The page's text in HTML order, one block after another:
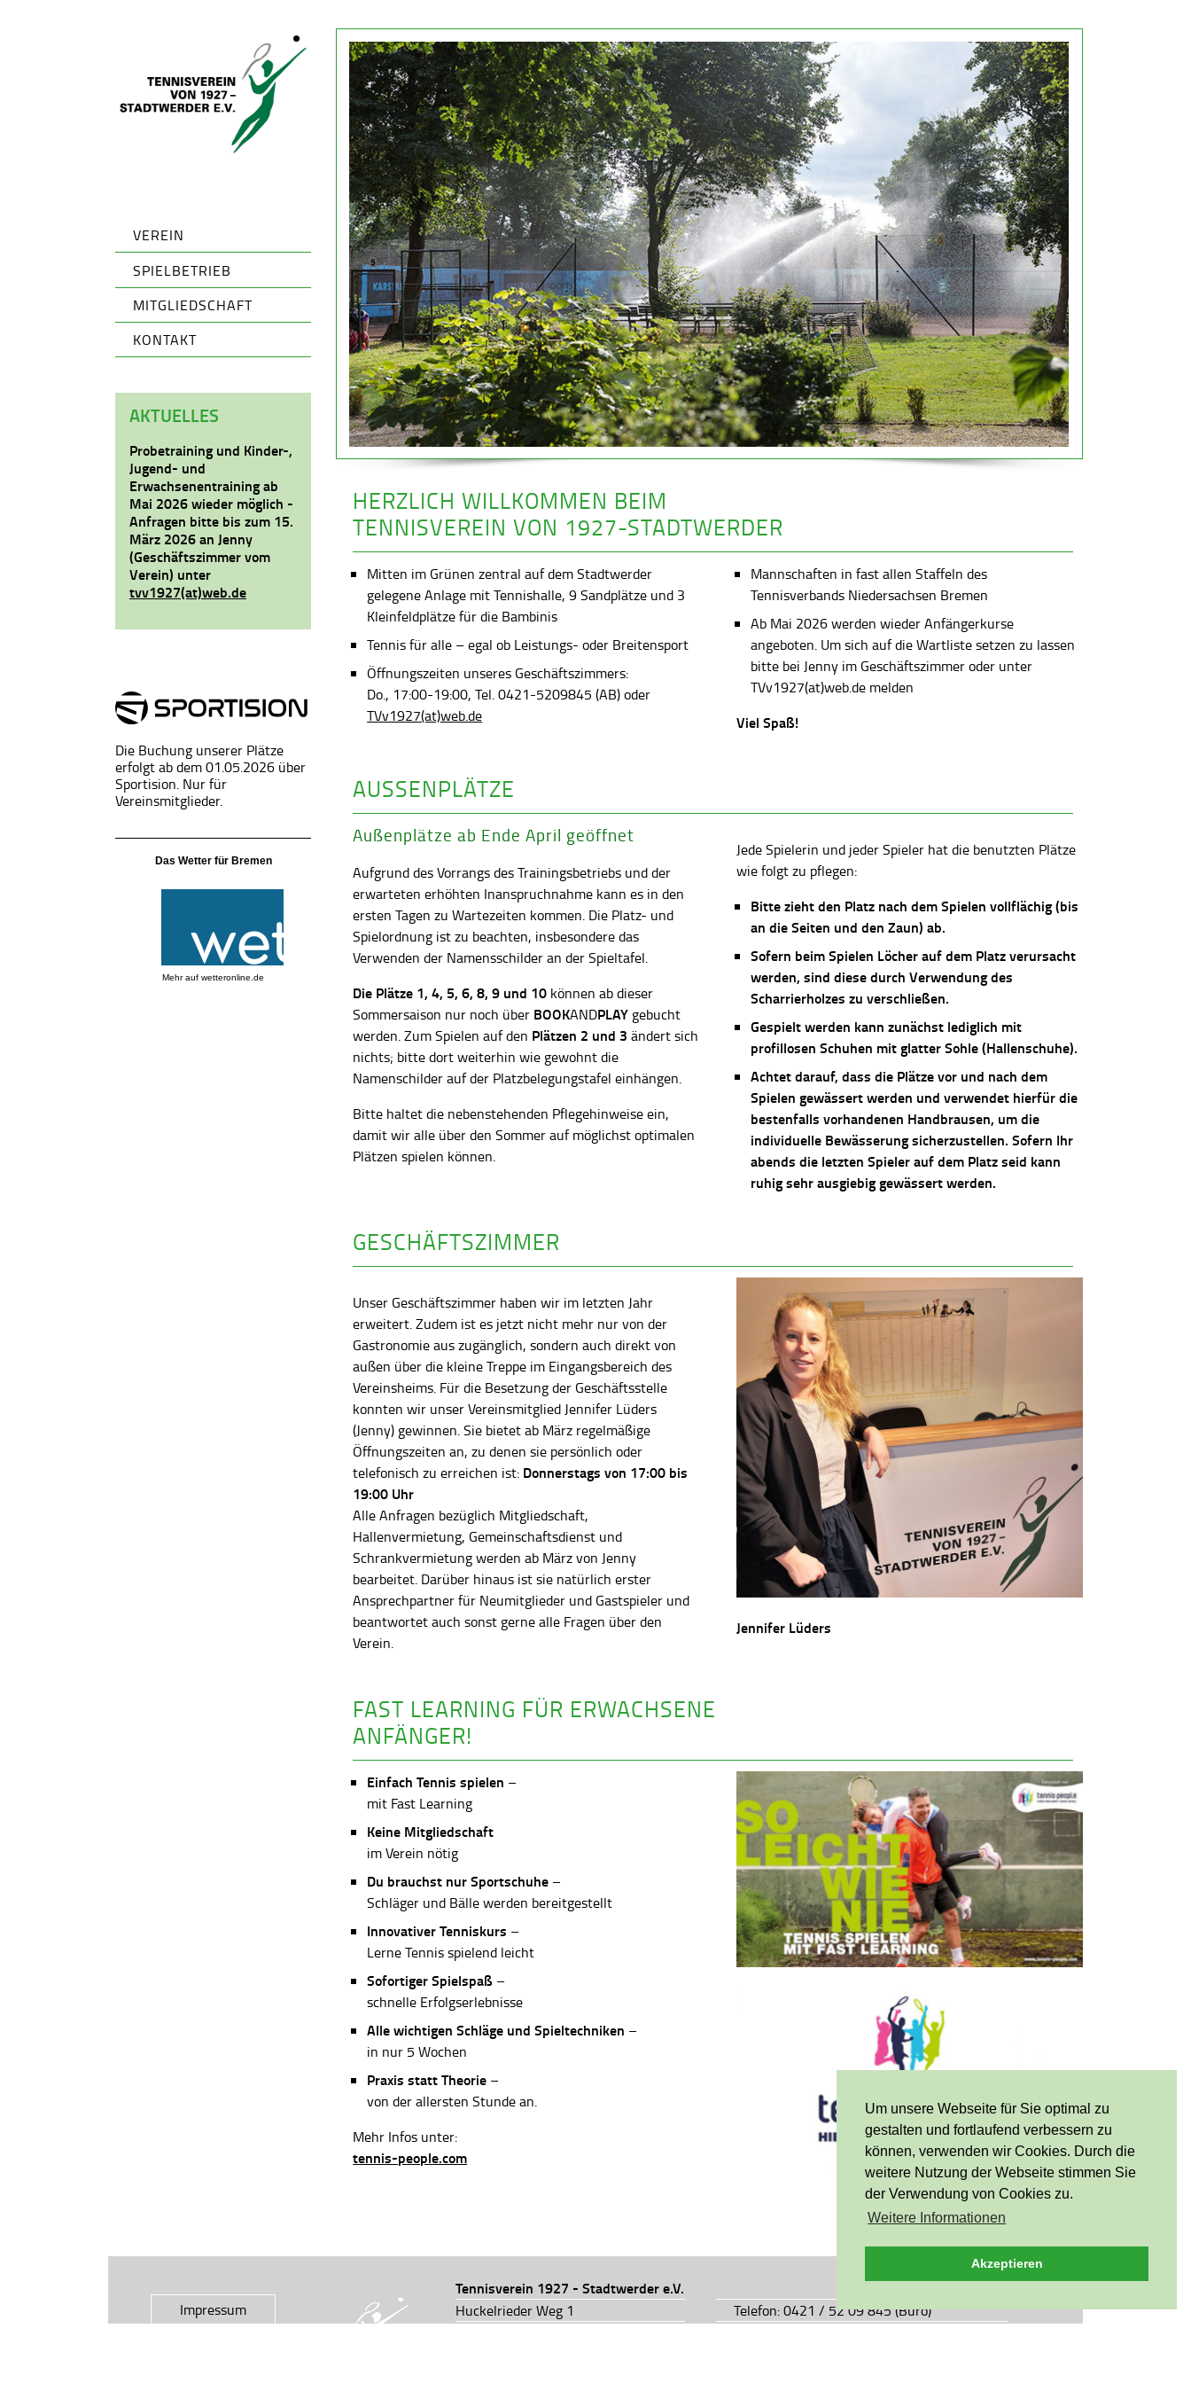
Um unsere Webseite für Sie optimal zu
gestalten und fortlaufend verbessern zu
können, verwenden wir Cookies. Durch die
weitere Nutzung der Webseite stimmen Sie
der Verwendung von Cookies zu.
Weitere Informationen
Akzeptieren
VEREIN
SPIELBETRIEB
MITGLIEDSCHAFT
KONTAKT
AKTUELLES
Probetraining und Kinder-,
Jugend- und
Erwachsenentraining ab
Mai 2026 wieder möglich -
Anfragen bitte bis zum 15.
März 2026 an Jenny
(Geschäftszimmer vom
Verein) unter
tvv1927(at)web.de
Die Buchung unserer Plätze
erfolgt ab dem 01.05.2026 über
Sportision. Nur für
Vereinsmitglieder.
Das Wetter für Bremen
Mehr auf wetteronline.de
HERZLICH WILLKOMMEN BEIM
TENNISVEREIN VON 1927-STADTWERDER
Mitten im Grünen zentral auf dem Stadtwerder
gelegene Anlage mit Tennishalle, 9 Sandplätze und 3
Kleinfeldplätze für die Bambinis
Tennis für alle – egal ob Leistungs- oder Breitensport
Öffnungszeiten unseres Geschäftszimmers:
Do., 17:00-19:00, Tel. 0421-5209845 (AB) oder
TVv1927(at)web.de
Mannschaften in fast allen Staffeln des
Tennisverbands Niedersachsen Bremen
Ab Mai 2026 werden wieder Anfängerkurse
angeboten. Um sich auf die Wartliste setzen zu lassen
bitte bei Jenny im Geschäftszimmer oder unter
TVv1927(at)web.de melden
Viel Spaß!
AUSSENPLÄTZE
Außenplätze ab Ende April geöffnet
Aufgrund des Vorrangs des Trainingsbetriebs und der
erwarteten erhöhten Inanspruchnahme kann es in den
ersten Tagen zu Wartezeiten kommen. Die Platz- und
Spielordnung ist zu beachten, insbesondere das
Verwenden der Namensschilder an der Spieltafel.
Die Plätze 1, 4, 5, 6, 8, 9 und 10 können ab dieser
Sommersaison nur noch über BOOKANDPLAY gebucht
werden. Zum Spielen auf den Plätzen 2 und 3 ändert sich
nichts; bitte dort weiterhin wie gewohnt die
Namenschilder auf der Platzbelegungstafel einhängen.
Bitte haltet die nebenstehenden Pflegehinweise ein,
damit wir alle über den Sommer auf möglichst optimalen
Plätzen spielen können.
Jede Spielerin und jeder Spieler hat die benutzten Plätze
wie folgt zu pflegen:
Bitte zieht den Platz nach dem Spielen vollflächig (bis
an die Seiten und den Zaun) ab.
Sofern beim Spielen Löcher auf dem Platz verursacht
werden, sind diese durch Verwendung des
Scharrierholzes zu verschließen.
Gespielt werden kann zunächst lediglich mit
profillosen Schuhen mit glatter Sohle (Hallenschuhe).
Achtet darauf, dass die Plätze vor und nach dem
Spielen gewässert werden und verwendet hierfür die
bestenfalls vorhandenen Handbrausen, um die
individuelle Bewässerung sicherzustellen. Sofern Ihr
abends die letzten Spieler auf dem Platz seid kann
ruhig sehr ausgiebig gewässert werden.
GESCHÄFTSZIMMER
Unser Geschäftszimmer haben wir im letzten Jahr
erweitert. Zudem ist es jetzt nicht mehr nur von der
Gastronomie aus zugänglich, sondern auch direkt von
außen über die kleine Treppe im Eingangsbereich des
Vereinsheims. Für die Besetzung der Geschäftsstelle
konnten wir unser Vereinsmitglied Jennifer Lüders
(Jenny) gewinnen. Sie bietet ab März regelmäßige
Öffnungszeiten an, zu denen sie persönlich oder
telefonisch zu erreichen ist: Donnerstags von 17:00 bis
19:00 Uhr
Alle Anfragen bezüglich Mitgliedschaft,
Hallenvermietung, Gemeinschaftsdienst und
Schrankvermietung werden ab März von Jenny
bearbeitet. Darüber hinaus ist sie natürlich erster
Ansprechpartner für Neumitglieder und Gastspieler und
beantwortet auch sonst gerne alle Fragen über den
Verein.
Jennifer Lüders
FAST LEARNING FÜR ERWACHSENE
ANFÄNGER!
Einfach Tennis spielen –
mit Fast Learning
Keine Mitgliedschaft
im Verein nötig
Du brauchst nur Sportschuhe –
Schläger und Bälle werden bereitgestellt
Innovativer Tenniskurs –
Lerne Tennis spielend leicht
Sofortiger Spielspaß –
schnelle Erfolgserlebnisse
Alle wichtigen Schläge und Spieltechniken –
in nur 5 Wochen
Praxis statt Theorie –
von der allersten Stunde an.
Mehr Infos unter:
tennis-people.com
Impressum
Tennisverein 1927 - Stadtwerder e.V.
Huckelrieder Weg 1
Telefon: 0421 / 52 09 845 (Büro)